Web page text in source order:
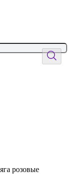
розовые